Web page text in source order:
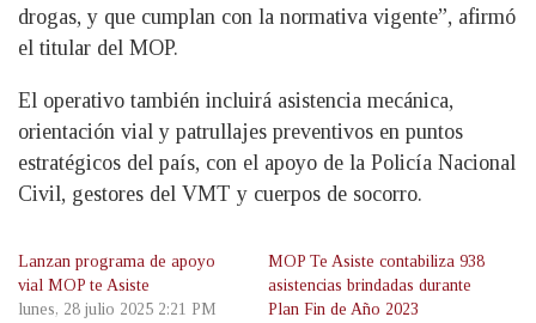
drogas, y que cumplan con la normativa vigente”, afirmó
el titular del MOP.
El operativo también incluirá asistencia mecánica,
orientación vial y patrullajes preventivos en puntos
estratégicos del país, con el apoyo de la Policía Nacional
Civil, gestores del VMT y cuerpos de socorro.
Lanzan programa de apoyo
vial MOP te Asiste
lunes, 28 julio 2025 2:21 PM
MOP Te Asiste contabiliza 938
asistencias brindadas durante
Plan Fin de Año 2023